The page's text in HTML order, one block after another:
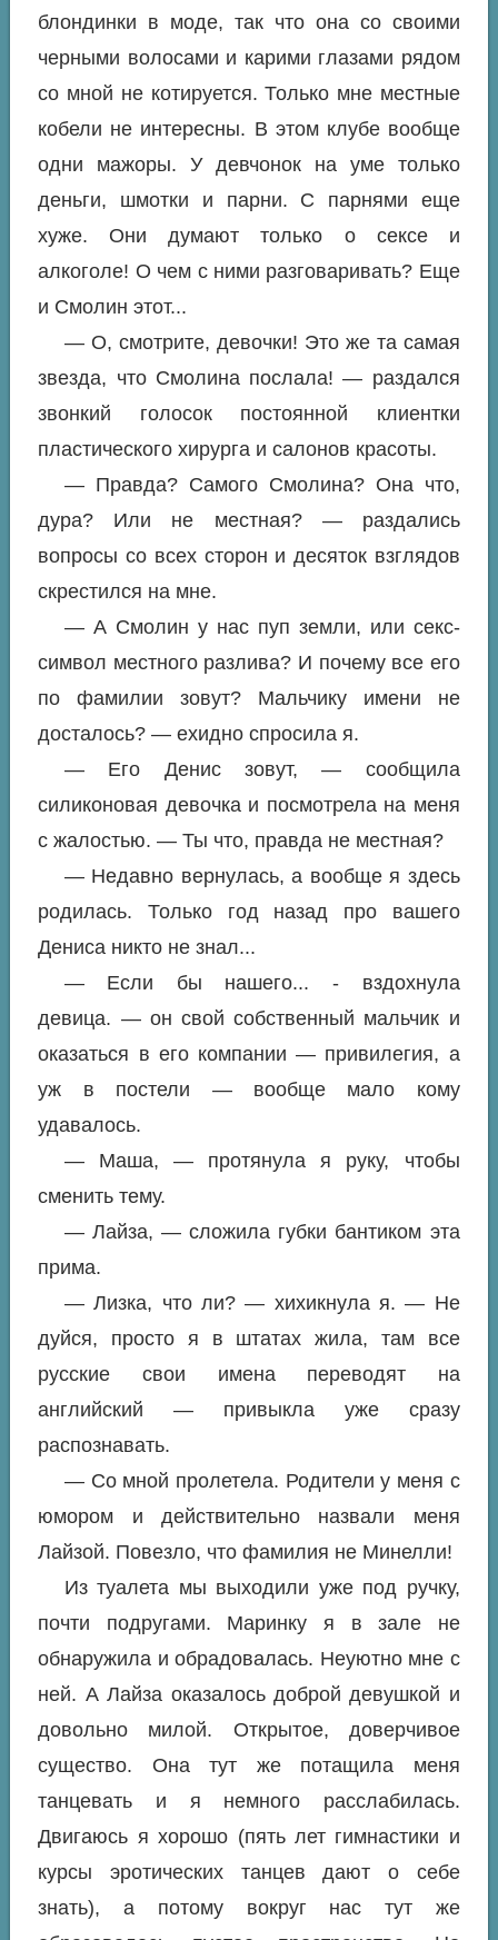
блондинки в моде, так что она со своими
черными волосами и карими глазами рядом
со мной не котируется. Только мне местные
кобели не интересны. В этом клубе вообще
одни мажоры. У девчонок на уме только
деньги, шмотки и парни. С парнями еще
хуже. Они думают только о сексе и
алкоголе! О чем с ними разговаривать? Еще
и Смолин этот...
— О, смотрите, девочки! Это же та самая
звезда, что Смолина послала! — раздался
звонкий голосок постоянной клиентки
пластического хирурга и салонов красоты.
— Правда? Самого Смолина? Она что,
дура? Или не местная? — раздались
вопросы со всех сторон и десяток взглядов
скрестился на мне.
— А Смолин у нас пуп земли, или секс-
символ местного разлива? И почему все его
по фамилии зовут? Мальчику имени не
досталось? — ехидно спросила я.
— Его Денис зовут, — сообщила
силиконовая девочка и посмотрела на меня
с жалостью. — Ты что, правда не местная?
— Недавно вернулась, а вообще я здесь
родилась. Только год назад про вашего
Дениса никто не знал...
— Если бы нашего... - вздохнула
девица. — он свой собственный мальчик и
оказаться в его компании — привилегия, а
уж в постели — вообще мало кому
удавалось.
— Маша, — протянула я руку, чтобы
сменить тему.
— Лайза, — сложила губки бантиком эта
прима.
— Лизка, что ли? — хихикнула я. — Не
дуйся, просто я в штатах жила, там все
русские свои имена переводят на
английский — привыкла уже сразу
распознавать.
— Со мной пролетела. Родители у меня с
юмором и действительно назвали меня
Лайзой. Повезло, что фамилия не Минелли!
Из туалета мы выходили уже под ручку,
почти подругами. Маринку я в зале не
обнаружила и обрадовалась. Неуютно мне с
ней. А Лайза оказалось доброй девушкой и
довольно милой. Открытое, доверчивое
существо. Она тут же потащила меня
танцевать и я немного расслабилась.
Двигаюсь я хорошо (пять лет гимнастики и
курсы эротических танцев дают о себе
знать), а потому вокруг нас тут же